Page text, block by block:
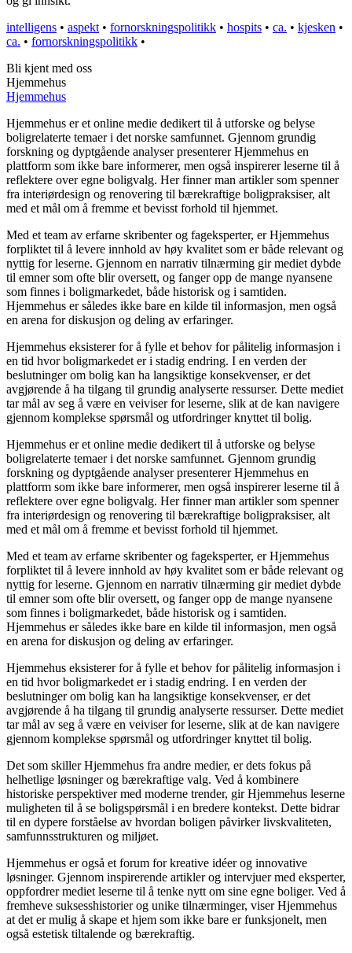
intelligens • aspekt • fornorskningspolitikk • hospits • ca. • kjesken •
ca. • fornorskningspolitikk •
Bli kjent med oss
Hjemmehus
Hjemmehus
Hjemmehus er et online medie dedikert til å utforske og belyse
boligrelaterte temaer i det norske samfunnet. Gjennom grundig
forskning og dyptgående analyser presenterer Hjemmehus en
plattform som ikke bare informerer, men også inspirerer leserne til å
reflektere over egne boligvalg. Her finner man artikler som spenner
fra interiørdesign og renovering til bærekraftige boligpraksiser, alt
med et mål om å fremme et bevisst forhold til hjemmet.
Med et team av erfarne skribenter og fageksperter, er Hjemmehus
forpliktet til å levere innhold av høy kvalitet som er både relevant og
nyttig for leserne. Gjennom en narrativ tilnærming gir mediet dybde
til emner som ofte blir oversett, og fanger opp de mange nyansene
som finnes i boligmarkedet, både historisk og i samtiden.
Hjemmehus er således ikke bare en kilde til informasjon, men også
en arena for diskusjon og deling av erfaringer.
Hjemmehus eksisterer for å fylle et behov for pålitelig informasjon i
en tid hvor boligmarkedet er i stadig endring. I en verden der
beslutninger om bolig kan ha langsiktige konsekvenser, er det
avgjørende å ha tilgang til grundig analyserte ressurser. Dette mediet
tar mål av seg å være en veiviser for leserne, slik at de kan navigere
gjennom komplekse spørsmål og utfordringer knyttet til bolig.
Hjemmehus er et online medie dedikert til å utforske og belyse
boligrelaterte temaer i det norske samfunnet. Gjennom grundig
forskning og dyptgående analyser presenterer Hjemmehus en
plattform som ikke bare informerer, men også inspirerer leserne til å
reflektere over egne boligvalg. Her finner man artikler som spenner
fra interiørdesign og renovering til bærekraftige boligpraksiser, alt
med et mål om å fremme et bevisst forhold til hjemmet.
Med et team av erfarne skribenter og fageksperter, er Hjemmehus
forpliktet til å levere innhold av høy kvalitet som er både relevant og
nyttig for leserne. Gjennom en narrativ tilnærming gir mediet dybde
til emner som ofte blir oversett, og fanger opp de mange nyansene
som finnes i boligmarkedet, både historisk og i samtiden.
Hjemmehus er således ikke bare en kilde til informasjon, men også
en arena for diskusjon og deling av erfaringer.
Hjemmehus eksisterer for å fylle et behov for pålitelig informasjon i
en tid hvor boligmarkedet er i stadig endring. I en verden der
beslutninger om bolig kan ha langsiktige konsekvenser, er det
avgjørende å ha tilgang til grundig analyserte ressurser. Dette mediet
tar mål av seg å være en veiviser for leserne, slik at de kan navigere
gjennom komplekse spørsmål og utfordringer knyttet til bolig.
Det som skiller Hjemmehus fra andre medier, er dets fokus på
helhetlige løsninger og bærekraftige valg. Ved å kombinere
historiske perspektiver med moderne trender, gir Hjemmehus leserne
muligheten til å se boligspørsmål i en bredere kontekst. Dette bidrar
til en dypere forståelse av hvordan boligen påvirker livskvaliteten,
samfunnsstrukturen og miljøet.
Hjemmehus er også et forum for kreative idéer og innovative
løsninger. Gjennom inspirerende artikler og intervjuer med eksperter,
oppfordrer mediet leserne til å tenke nytt om sine egne boliger. Ved å
fremheve suksesshistorier og unike tilnærminger, viser Hjemmehus
at det er mulig å skape et hjem som ikke bare er funksjonelt, men
også estetisk tiltalende og bærekraftig.